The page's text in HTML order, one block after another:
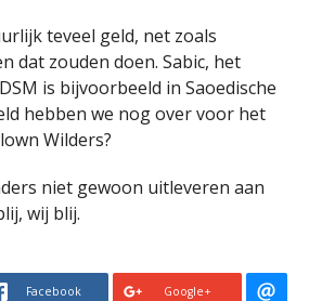
teveel geld, net zoals
dat zouden doen. Sabic, het
is bijvoorbeeld in Saoedische
hebben we nog over voor het
Wilders?
niet gewoon uitleveren aan
wij blij.
Facebook Google+